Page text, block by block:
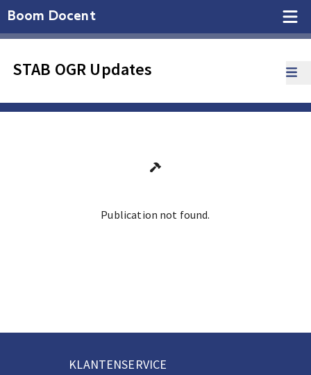
Boom Docent
STAB OGR Updates
Publication not found.
KLANTENSERVICE